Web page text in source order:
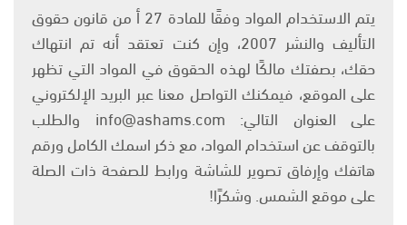
يتم الاستخدام المواد وفقًا للمادة 27 أ من قانون حقوق
التأليف والنشر 2007، وإن كنت تعتقد أنه تم انتهاك
حقك، بصفتك مالكًا لهذه الحقوق في المواد التي تظهر
على الموقع، فيمكنك التواصل معنا عبر البريد الإلكتروني
على العنوان التالي: info@ashams.com والطلب
بالتوقف عن استخدام المواد، مع ذكر اسمك الكامل ورقم
هاتفك وإرفاق تصوير للشاشة ورابط للصفحة ذات الصلة
على موقع الشمس. وشكرًا!